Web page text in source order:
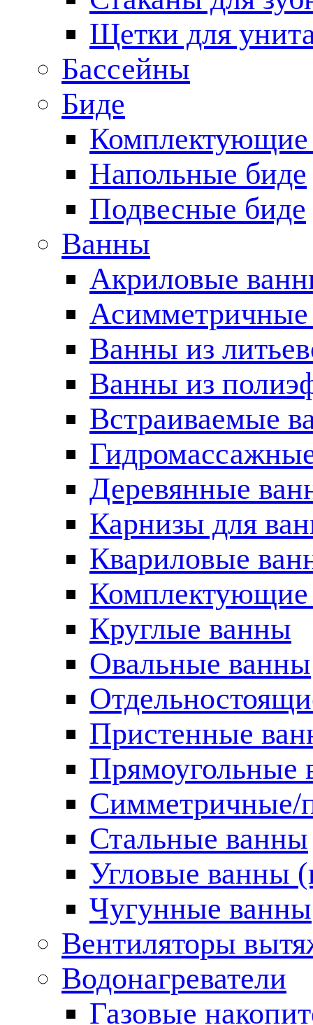
Щетки для
Бассейны
Биде
Комплектующие
Напольные биде
Подвесные биде
Ванны
Акриловые
Ванны из
Ванны из
Встраиваемые
Деревянные
Карнизы для
Квариловые
Комплектующие
Круглые ванны
Овальные ванны
Пристенные
Прямоугольные
Симметричные/
Стальные ванны
Угловые ванны
Чугунные ванны
Вентиляторы
Водонагреватели
Газовые